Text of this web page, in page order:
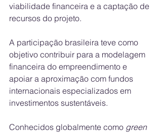
viabilidade financeira e a captação de
recursos do projeto.
A participação brasileira teve como
objetivo contribuir para a modelagem
financeira do empreendimento e
apoiar a aproximação com fundos
internacionais especializados em
investimentos sustentáveis.
Conhecidos globalmente como green